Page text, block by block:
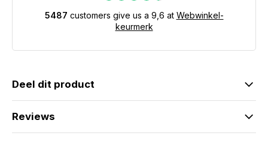
5487 customers give us a 9,6 at Webwinkel-
keurmerk
Deel dit product
Reviews